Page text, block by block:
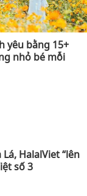
yêu bằng 15+
nhỏ bé mỗi
HalalViet “lên
số 3